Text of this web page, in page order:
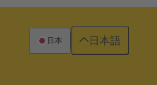
日本 日本語